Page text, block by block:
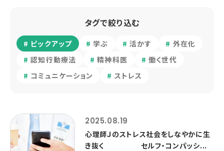
タグで絞り込む
ピックアップ 学ぶ 活かす
外在化
認知行動療法
精神科医
働く世代
コミュニケーション
ストレス
2025.08.19
心理師Ｊのストレス社会をしなやかに生
き抜く セルフ・コンパッシ...